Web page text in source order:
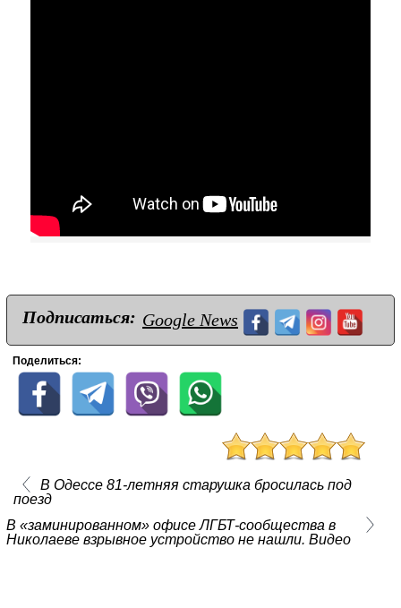
Подписаться: Google News
Поделиться:
В Одессе 81-летняя старушка бросилась под
поезд
В «заминированном» офисе ЛГБТ-сообщества в
Николаеве взрывное устройство не нашли. Видео